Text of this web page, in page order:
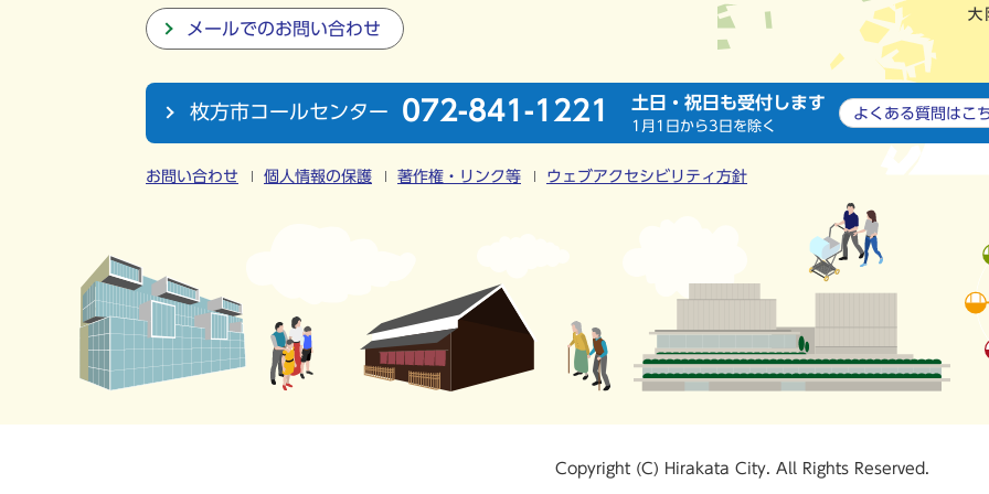
メールでのお問い合わせ
枚方市コールセンター 072-841-1221 土日・祝日も受付します
1月1日から3日を除く
よくある質問は こ
お問い合わせ 個人情報の保護 著作権・リンク等 ウェブアクセシビリティ方針
Copyright (C) Hirakata City. All Rights Reserved.